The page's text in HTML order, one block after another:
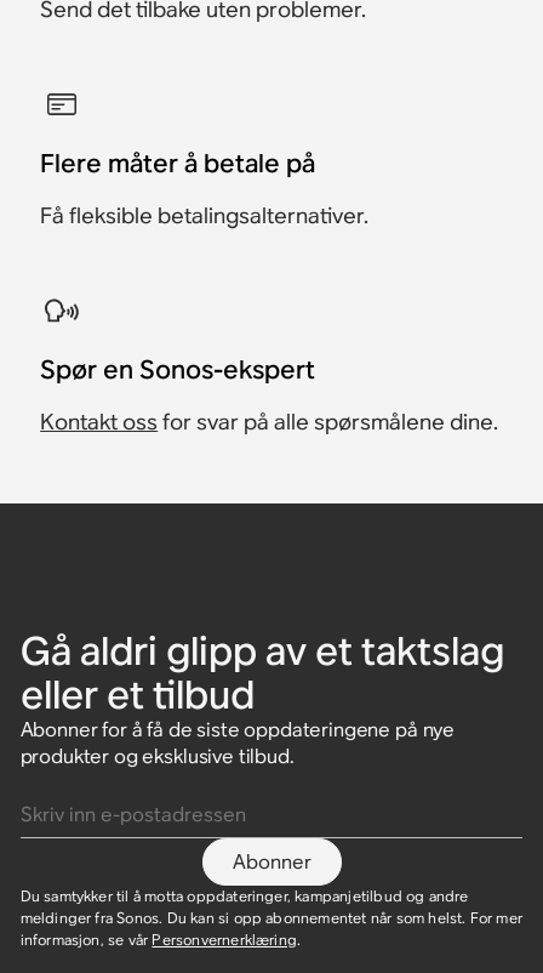
Send det tilbake uten problemer.
Flere måter å betale på
Få fleksible betalingsalternativer.
​Spør en Sonos-ekspert
Kontakt oss for svar på alle spørsmålene dine.
Gå aldri glipp av et taktslag
eller et tilbud
Abonner for å få de siste oppdateringene på nye
produkter og eksklusive tilbud.
Abonner
Du samtykker til å motta oppdateringer, kampanjetilbud og andre
meldinger fra Sonos. Du kan si opp abonnementet når som helst. For mer
informasjon, se vår Personvernerklæring.